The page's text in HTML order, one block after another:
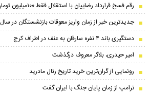
رقم فسخ قرارداد رضاییان با استقلال فقط ۱۰۰میلیون تومان!
جدیدترین خبر از زمان واریز معوقات بازنشستگان در سال 1405
دستگیری باند ۴ نفره سارقان به عنف در اطراف کرج
امیر حیدری، بلاگر معروف درگذشت
رونمایی از گران‌ترین خرید تاریخ رئال مادرید
ترامپ از زمان پایان جنگ با ایران گفت